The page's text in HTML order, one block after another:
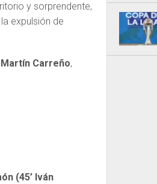
y sorprendente,
expulsión de
Carreño,
(45’ Iván